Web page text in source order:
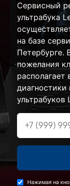
Сервисный
ультрабука
на базе
Петербурге.
пожелания
ультрабуков
Нажимая на